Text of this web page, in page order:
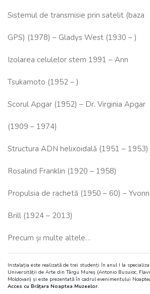
Sistemul de transmisie prin satelit (baza
GPS) (1978) – Gladys West (1930 – )
Izolarea celulelor stem 1991 – Ann
Tsukamoto (1952 – )
Scorul Apgar (1952) – Dr. Virginia Apgar
(1909 – 1974)
Structura ADN helixoidală (1951 – 1953)
Rosalind Franklin (1920 – 1958)
Propulsia de rachetă (1950 – 60) –
Brill (1924 – 2013)
Precum și multe altele…
Instalația este realizată de trei studenți în anul I la
Universității de Arte din Târgu Mureș (Antonio Busuioc,
Moldovan) și este prezentată în cadrul evenimentului
Acces cu Brățara Noaptea Muzeelor.